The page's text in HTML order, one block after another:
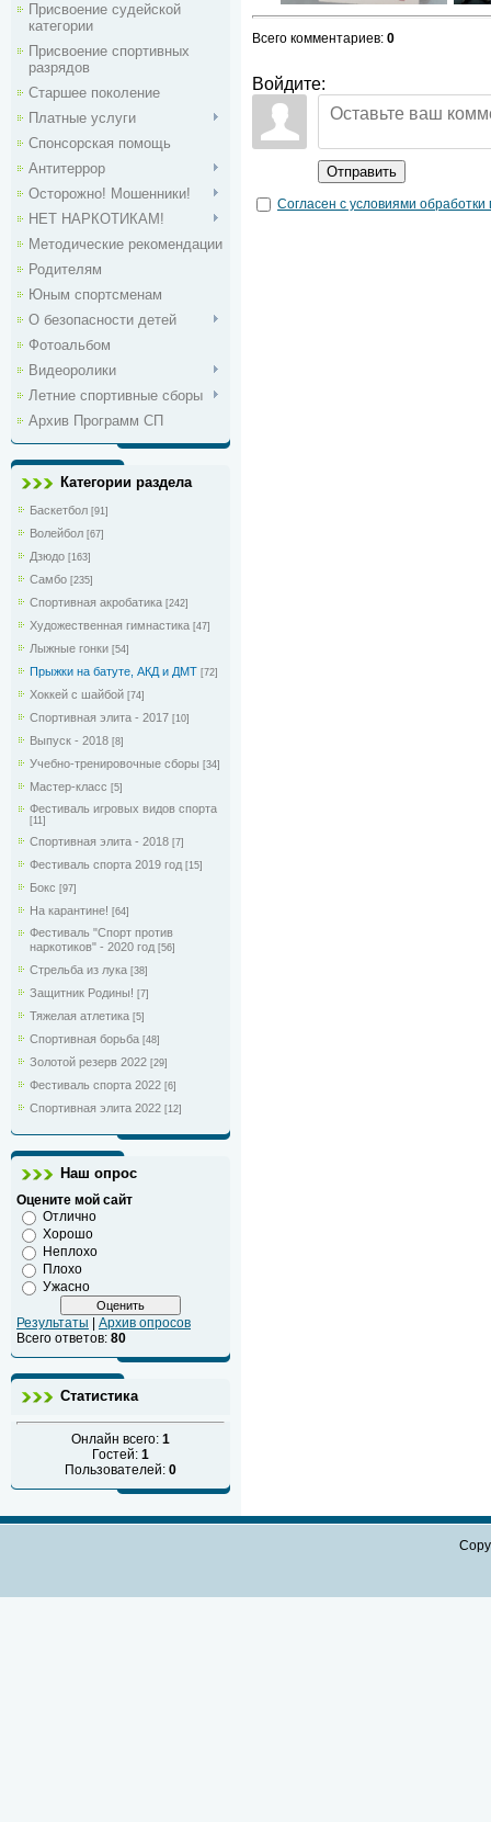
Присвоение судейской
категории
Присвоение спортивных
разрядов
Старшее поколение
Платные услуги
Спонсорская помощь
Антитеррор
Осторожно! Мошенники!
НЕТ НАРКОТИКАМ!
Методические рекомендации
Родителям
Юным спортсменам
О безопасности детей
Фотоальбом
Видеоролики
Летние спортивные сборы
Архив Программ СП
Категории раздела
Баскетбол [91]
Волейбол [67]
Дзюдо [163]
Самбо [235]
Спортивная акробатика [242]
Художественная гимнастика [47]
Лыжные гонки [54]
Прыжки на батуте, АКД и ДМТ [72]
Хоккей с шайбой [74]
Спортивная элита - 2017 [10]
Выпуск - 2018 [8]
Учебно-тренировочные сборы [34]
Мастер-класс [5]
Фестиваль игровых видов спорта
[11]
Спортивная элита - 2018 [7]
Фестиваль спорта 2019 год [15]
Бокс [97]
На карантине! [64]
Фестиваль "Спорт против
наркотиков" - 2020 год [56]
Стрельба из лука [38]
Защитник Родины! [7]
Тяжелая атлетика [5]
Спортивная борьба [48]
Золотой резерв 2022 [29]
Фестиваль спорта 2022 [6]
Спортивная элита 2022 [12]
Наш опрос
Оцените мой сайт
Отлично
Хорошо
Неплохо
Плохо
Ужасно
Результаты
Архив опросов
Всего ответов: 80
Статистика
Онлайн всего: 1
Гостей: 1
Пользователей: 0
Всего комментариев: 0
Войдите:
Отправить
Согласен с условиями